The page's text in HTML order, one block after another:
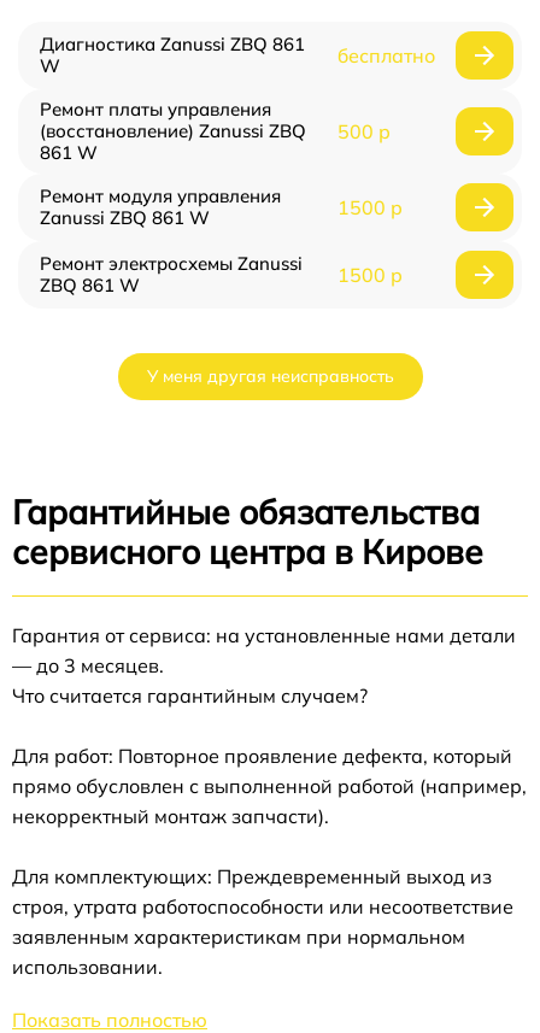
Диагностика Zanussi ZBQ 861
W
бесплатно
Ремонт платы управления
(восстановление) Zanussi ZBQ
861 W
500 р
Ремонт модуля управления
Zanussi ZBQ 861 W
1500 р
Ремонт электросхемы Zanussi
ZBQ 861 W
1500 р
У меня другая неисправность
Гарантийные обязательства
сервисного центра в Кирове
Гарантия от сервиса: на установленные нами детали
— до 3 месяцев.
Что считается гарантийным случаем?
Для работ: Повторное проявление дефекта, который
прямо обусловлен с выполненной работой (например,
некорректный монтаж запчасти).
Для комплектующих: Преждевременный выход из
строя, утрата работоспособности или несоответствие
заявленным характеристикам при нормальном
использовании.
Показать полностью